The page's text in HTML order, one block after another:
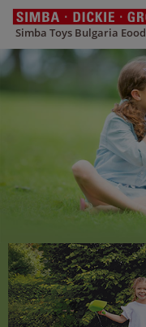
Simba Toys Bulgaria Eood